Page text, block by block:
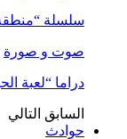
سلسلة “منطقة
صوت و صورة
دراما “لعبة
السابق التالي
حوادث